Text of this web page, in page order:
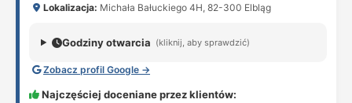
Lokalizacja: Michała Bałuckiego 4H, 82-300 Elbląg
Godziny otwarcia (kliknij, aby sprawdzić)
Zobacz profil Google →
Najczęściej doceniane przez klientów: